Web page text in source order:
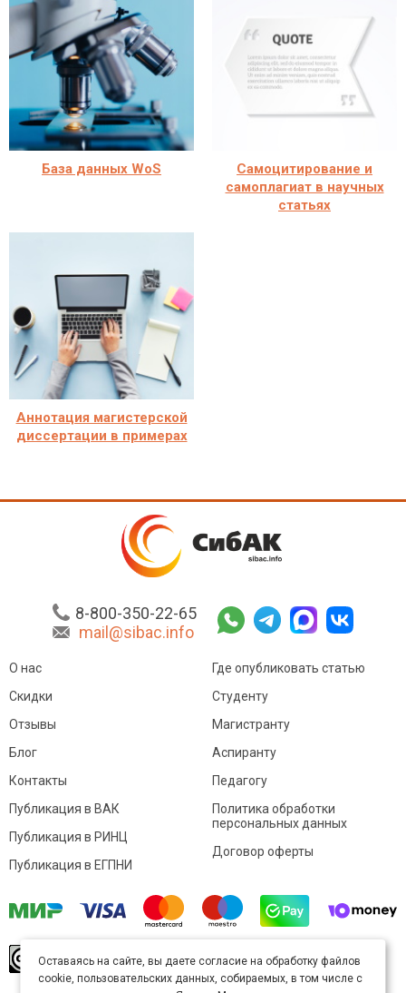
База данных WoS
Самоцитирование и
самоплагиат в научных
статьях
Аннотация магистерской
диссертации в примерах
8-800-350-22-65
mail@sibac.info
О нас
Скидки
Отзывы
Блог
Контакты
Где опубликовать статью
Студенту
Магистранту
Аспиранту
Педагогу
Публикация в ВАК
Публикация в РИНЦ
Публикация в ЕГПНИ
Политика обработки
персональных данных
Договор оферты
произведение доступно полицензии Creative
Commons «Attribution» («Атрибуция») 4.0
Оставаясь на сайте, вы даете согласие на обработку файлов
cookie, пользовательских данных, собираемых, в том числе с